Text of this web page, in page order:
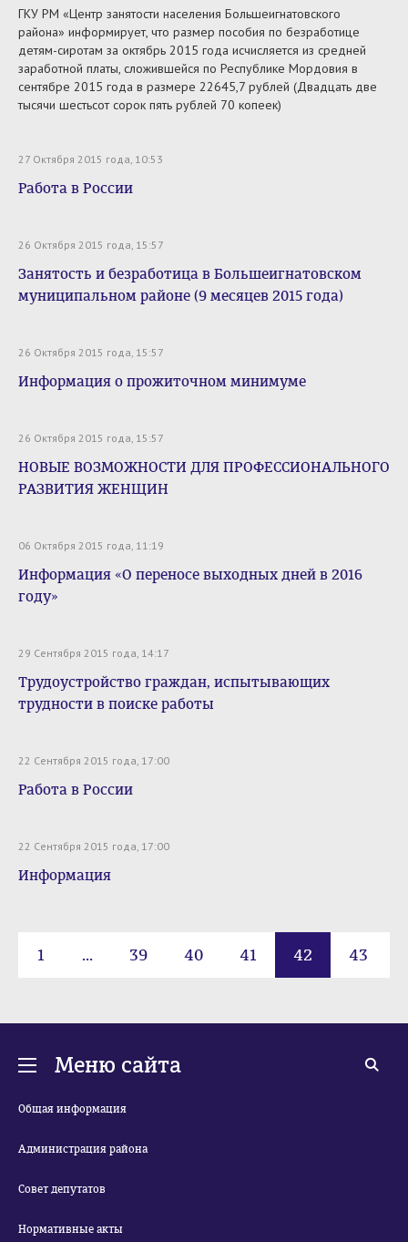
ГКУ РМ «Центр занятости населения Большеигнатовского
района» информирует, что размер пособия по безработице
детям-сиротам за октябрь 2015 года исчисляется из средней
заработной платы, сложившейся по Республике Мордовия в
сентябре 2015 года в размере 22645,7 рублей (Двадцать две
тысячи шестьсот сорок пять рублей 70 копеек)
27 Октября 2015 года, 10:53
Работа в России
26 Октября 2015 года, 15:57
Занятость и безработица в Большеигнатовском
муниципальном районе (9 месяцев 2015 года)
26 Октября 2015 года, 15:57
Информация о прожиточном минимуме
26 Октября 2015 года, 15:57
НОВЫЕ ВОЗМОЖНОСТИ ДЛЯ ПРОФЕССИОНАЛЬНОГО
РАЗВИТИЯ ЖЕНЩИН
06 Октября 2015 года, 11:19
Информация «О переносе выходных дней в 2016
году»
29 Сентября 2015 года, 14:17
Трудоустройство граждан, испытывающих
трудности в поиске работы
22 Сентября 2015 года, 17:00
Работа в России
22 Сентября 2015 года, 17:00
Информация
1 ... 39 40 41 42 43
Меню сайта
Общая информация
Администрация района
Совет депутатов
Нормативные акты